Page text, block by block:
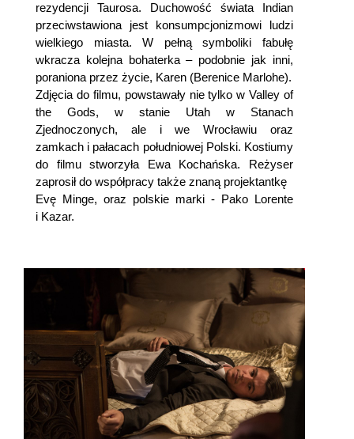
rezydencji Taurosa. Duchowość świata Indian
przeciwstawiona jest konsumpcjonizmowi ludzi
wielkiego miasta. W pełną symboliki fabułę
wkracza kolejna bohaterka – podobnie jak inni,
poraniona przez życie, Karen (Berenice Marlohe).
Zdjęcia do filmu, powstawały nie tylko w Valley of
the Gods, w stanie Utah w Stanach
Zjednoczonych, ale i we Wrocławiu oraz
zamkach i pałacach południowej Polski. Kostiumy
do filmu stworzyła Ewa Kochańska. Reżyser
zaprosił do współpracy także znaną projektantkę
Evę Minge, oraz polskie marki - Pako Lorente
i Kazar.